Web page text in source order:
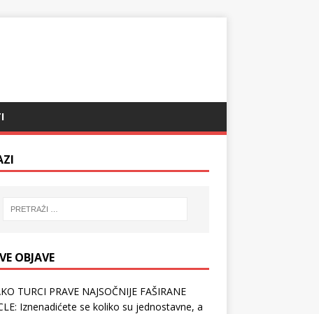
OBJAVE
TURCI PRAVE NAJSOČNIJE FAŠIRANE
Iznenadićete se koliko su jednostavne, a